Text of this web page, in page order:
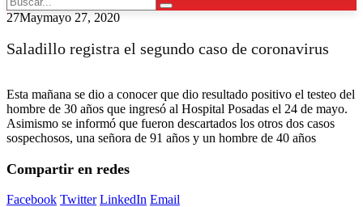
27Maymayo 27, 2020
Saladillo registra el segundo caso de coronavirus
Esta mañana se dio a conocer que dio resultado positivo el testeo del
hombre de 30 años que ingresó al Hospital Posadas el 24 de mayo.
Asimismo se informó que fueron descartados los otros dos casos
sospechosos, una señora de 91 años y un hombre de 40 años
Compartir en redes
Facebook Twitter LinkedIn Email